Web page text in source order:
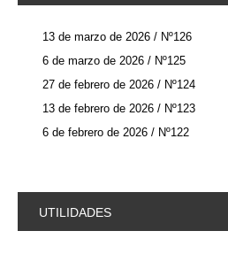
13 de marzo de 2026 / Nº126
6 de marzo de 2026 / Nº125
27 de febrero de 2026 / Nº124
13 de febrero de 2026 / Nº123
6 de febrero de 2026 / Nº122
UTILIDADES